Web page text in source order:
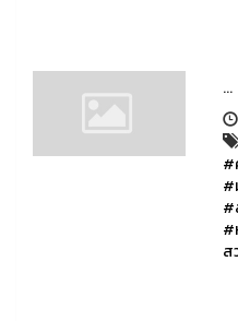
...
#
#
#
#
ส